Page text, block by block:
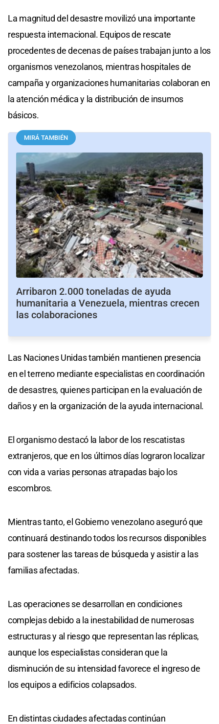
La magnitud del desastre movilizó una importante
respuesta internacional. Equipos de rescate
procedentes de decenas de países trabajan junto a los
organismos venezolanos, mientras hospitales de
campaña y organizaciones humanitarias colaboran en
la atención médica y la distribución de insumos
básicos.
MIRÁ TAMBIÉN
Arribaron 2.000 toneladas de ayuda
humanitaria a Venezuela, mientras crecen
las colaboraciones
Las Naciones Unidas también mantienen presencia
en el terreno mediante especialistas en coordinación
de desastres, quienes participan en la evaluación de
daños y en la organización de la ayuda internacional.
El organismo destacó la labor de los rescatistas
extranjeros, que en los últimos días lograron localizar
con vida a varias personas atrapadas bajo los
escombros.
Mientras tanto, el Gobierno venezolano aseguró que
continuará destinando todos los recursos disponibles
para sostener las tareas de búsqueda y asistir a las
familias afectadas.
Las operaciones se desarrollan en condiciones
complejas debido a la inestabilidad de numerosas
estructuras y al riesgo que representan las réplicas,
aunque los especialistas consideran que la
disminución de su intensidad favorece el ingreso de
los equipos a edificios colapsados.
En distintas ciudades afectadas continúan